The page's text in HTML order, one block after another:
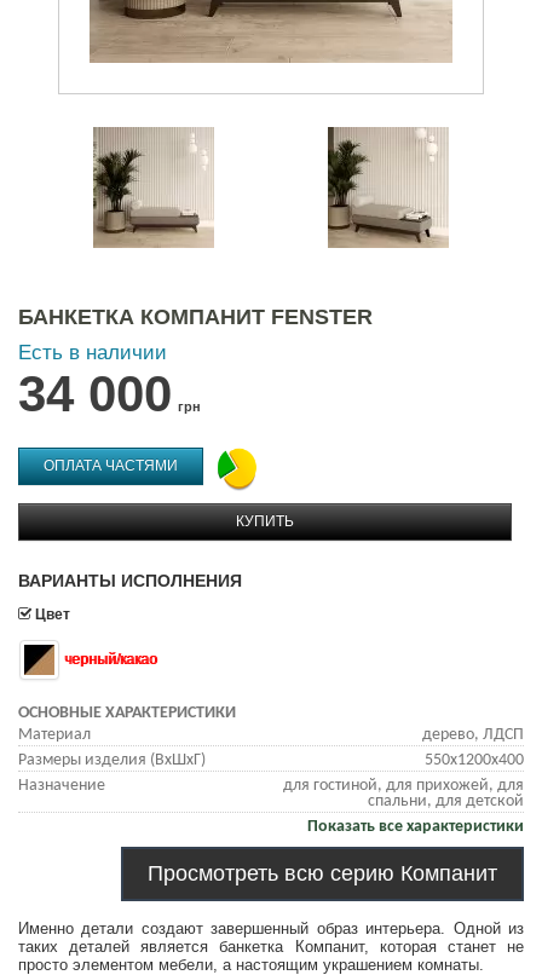
БАНКЕТКА КОМПАНИТ FENSTER
Есть в наличии
34 000 грн
ОПЛАТА ЧАСТЯМИ
КУПИТЬ
ВАРИАНТЫ ИСПОЛНЕНИЯ
Цвет
черный/какао
ОСНОВНЫЕ ХАРАКТЕРИСТИКИ
Материал
дерево, ЛДСП
Размеры изделия (ВхШхГ)
550х1200х400
Назначение
для гостиной, для прихожей, для
спальни, для детской
Показать все характеристики
Просмотреть всю серию Компанит
Именно детали создают завершенный образ интерьера. Одной из
таких деталей является банкетка Компанит, которая станет не
просто элементом мебели, а настоящим украшением комнаты.